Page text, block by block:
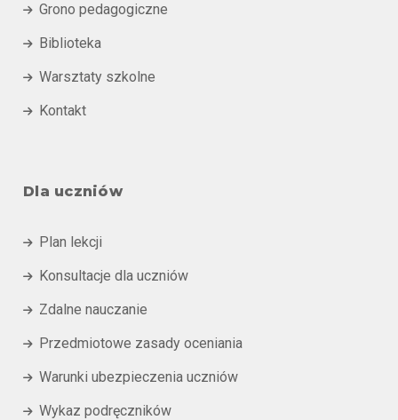
 Grono pedagogiczne
 Biblioteka
 Warsztaty szkolne
 Kontakt
Dla uczniów
 Plan lekcji
 Konsultacje dla uczniów
 Zdalne nauczanie
 Przedmiotowe zasady oceniania
 Warunki ubezpieczenia uczniów
 Wykaz podręczników